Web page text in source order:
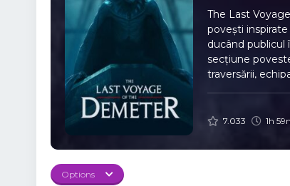
The Last
povești
ducând publicul
secțiune
traversării,
fiecare cadru
dintre echipaj și
Vizionarea
7.033 1h
Options